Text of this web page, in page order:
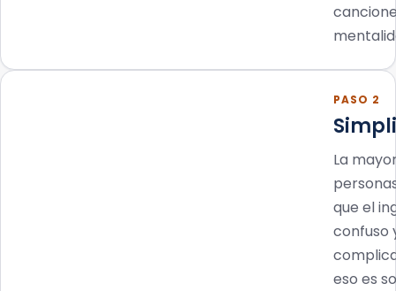
PASO 2
La
que el
confuso
eso es